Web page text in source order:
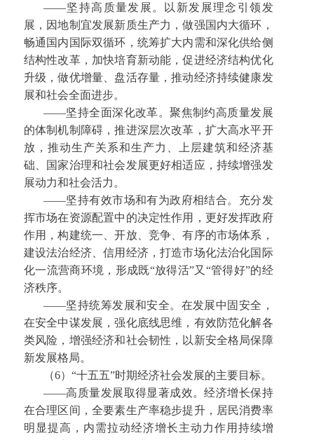
——坚持高质量发展。以新发展理念引领发
展，因地制宜发展新质生产力，做强国内大循环，
畅通国内国际双循环，统筹扩大内需和深化供给侧
结构性改革，加快培育新动能，促进经济结构优化
升级，做优增量、盘活存量，推动经济持续健康发
展和社会全面进步。
——坚持全面深化改革。聚焦制约高质量发展
的体制机制障碍，推进深层次改革，扩大高水平开
放，推动生产关系和生产力、上层建筑和经济基
础、国家治理和社会发展更好相适应，持续增强发
展动力和社会活力。
——坚持有效市场和有为政府相结合。充分发
挥市场在资源配置中的决定性作用，更好发挥政府
作用，构建统一、开放、竞争、有序的市场体系，
建设法治经济、信用经济，打造市场化法治化国际
化一流营商环境，形成既“放得活”又“管得好”的经
济秩序。
——坚持统筹发展和安全。在发展中固安全，
在安全中谋发展，强化底线思维，有效防范化解各
类风险，增强经济和社会韧性，以新安全格局保障
新发展格局。
（6）“十五五”时期经济社会发展的主要目标。
——高质量发展取得显著成效。经济增长保持
在合理区间，全要素生产率稳步提升，居民消费率
明显提高，内需拉动经济增长主动力作用持续增